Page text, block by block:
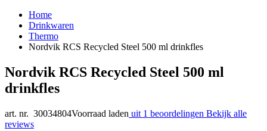
Home
Drinkwaren
Thermo
Nordvik RCS Recycled Steel 500 ml drinkfles
Nordvik RCS Recycled Steel 500 ml
drinkfles
art. nr. 30034804Voorraad laden uit 1 beoordelingen Bekijk alle
reviews